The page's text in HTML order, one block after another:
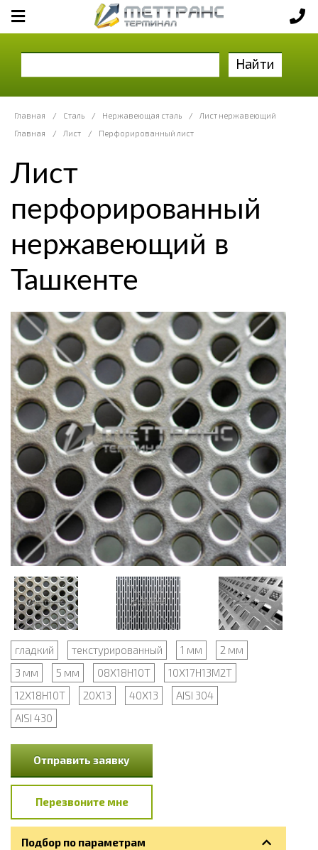
Найти
Главная / Сталь / Нержавеющая сталь /
Лист нержавеющий
Главная
/ Лист / Перфорированный лист
Лист
перфорированный
нержавеющий в
Ташкенте
гладкий текстурированный 1 мм
2 мм
3 мм
5 мм 08Х18Н10Т
10Х17Н13М2Т
12Х18Н10Т
20Х13 40Х13
AISI 304
AISI 430
Отправить заявку
Перезвоните мне
Подбор по параметрам